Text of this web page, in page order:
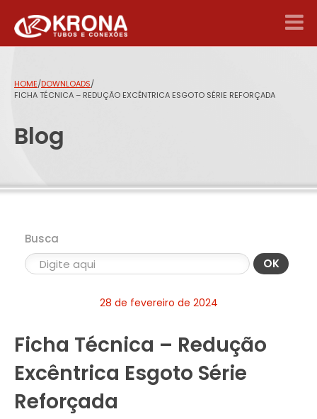
HOME/DOWNLOADS/
FICHA TÉCNICA – REDUÇÃO EXCÊNTRICA ESGOTO SÉRIE REFORÇADA
Blog
Busca
OK
28 de fevereiro de 2024
Ficha Técnica – Redução
Excêntrica Esgoto Série
Reforçada